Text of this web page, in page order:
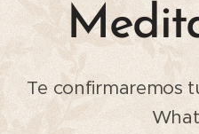
Te confirmaremos